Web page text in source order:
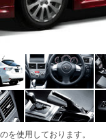
を使用しております。